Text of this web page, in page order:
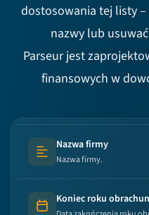
dostosowania tej listy
nazwy lub
Parseur jest
finansowych w
Text (multi-lines)
Nazwa firmy
Nazwa firmy.
Koniec roku